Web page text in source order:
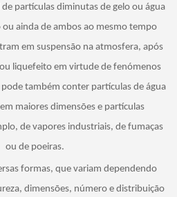
partículas diminutas de gelo ou água
ainda de ambos ao mesmo tempo
em suspensão na atmosfera, após
liquefeito em virtude de fenómenos
também conter partículas de água
maiores dimensões e partículas
de vapores industriais, de fumaças
ou de poeiras.
formas, que variam dependendo
dimensões, número e distribuição